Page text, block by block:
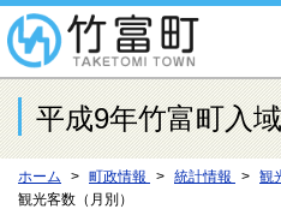
平成9年竹富町入
ホーム 町政情報 統計情報 観
観光客数（月別）